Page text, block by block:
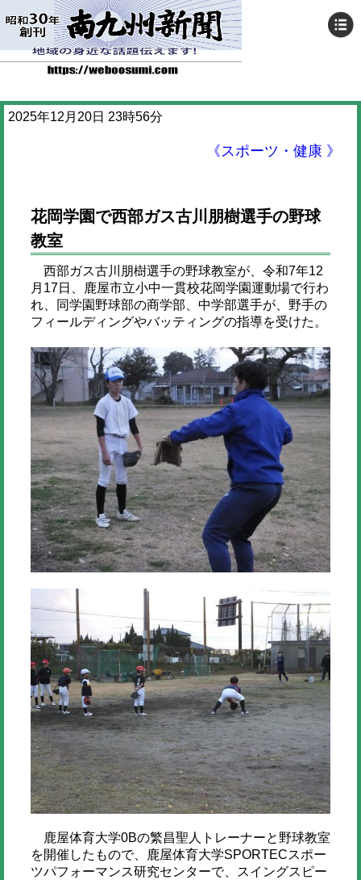
2025年12月20日 23時56分
《スポーツ・健康 》
花岡学園で西部ガス古川朋樹選手の野球
教室
西部ガス古川朋樹選手の野球教室が、令和7年12
月17日、鹿屋市立小中一貫校花岡学園運動場で行わ
れ、同学園野球部の商学部、中学部選手が、野手の
フィールディングやバッティングの指導を受けた。
鹿屋体育大学0Bの繁昌聖人トレーナーと野球教室
を開催したもので、鹿屋体育大学SPORTECスポー
ツパフォーマンス研究センターで、スイングスピー